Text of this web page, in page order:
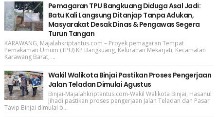
Pemagaran TPU Bangkuang Diduga Asal Jadi:
Batu Kali Langsung Ditanjap Tanpa Adukan,
Masyarakat Desak Dinas & Pengawas Segera
Turun Tangan
KARAWANG, Majalahkriptantus.com – Proyek pemagaran Tempat
Pemakaman Umum (TPU) KP Bangkuang, Kelurahan Mekarjati, Kecamatan
Karawang Barat, ...
Wakil Walikota Binjai Pastikan Proses Pengerjaan
Jalan Teladan Dimulai Agustus
Binjai-Majalahkriptantus.com-Wakil Walikota Binjai, Hasanul
Jihadi pastikan proses pengerjaan Jalan Teladan dan Pasar
Tavip Binjai dimulai b...